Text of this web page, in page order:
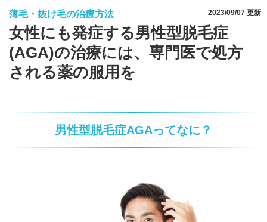
薄毛・抜け毛の治療方法
女性にも発症する男性型脱毛症
(AGA)の治療には、専門医で処方
される薬の服用を
2023/09/07 更新
男性型脱毛症AGAってなに？